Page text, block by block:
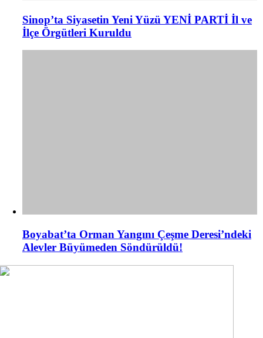
Sinop’ta Siyasetin Yeni Yüzü YENİ PARTİ İl ve
İlçe Örgütleri Kuruldu
Boyabat’ta Orman Yangını Çeşme Deresi’ndeki
Alevler Büyümeden Söndürüldü!